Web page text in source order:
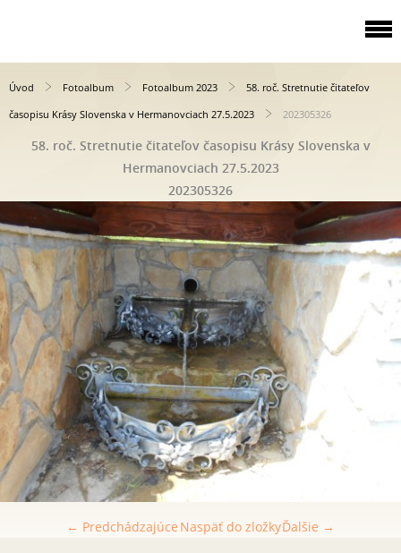
Úvod Fotoalbum Fotoalbum 2023
58. roč. Stretnutie čitateľov
časopisu Krásy Slovenska v Hermanovciach 27.5.2023
202305326
58. roč. Stretnutie čitateľov časopisu Krásy Slovenska v
Hermanovciach 27.5.2023
202305326
← Predchádzajúce Ďalšie →
Naspäť do zložky